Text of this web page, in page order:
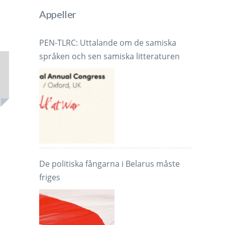
Appeller
PEN-TLRC: Uttalande om de samiska
språken och sen samiska litteraturen
De politiska fångarna i Belarus måste
friges